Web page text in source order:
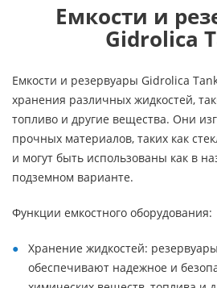
Емкости и
Gidrolica
Емкости и резервуары Gidrolica
хранения различных жидкостей,
топливо и другие вещества. Они
прочных материалов, таких как
и могут быть использованы как в
подземном варианте.
Функции емкостного оборудования:
Хранение жидкостей:
обеспечивают надежное и